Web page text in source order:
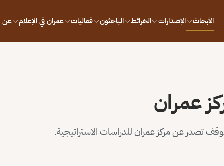
الأبحاث الإصدارات الخرائط الباحثون فعاليات عمران في الإعلام عن
عمران
تصدر عن مركز عمران للدراسات الاستراتيجية.